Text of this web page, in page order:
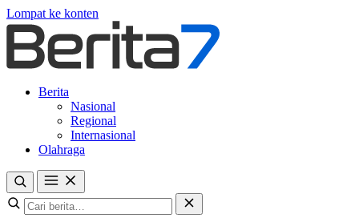
Lompat ke konten
Berita
Nasional
Regional
Internasional
Olahraga